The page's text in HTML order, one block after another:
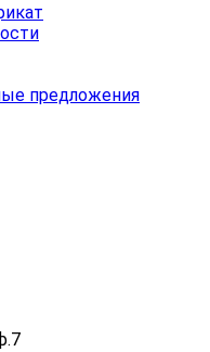
предложения